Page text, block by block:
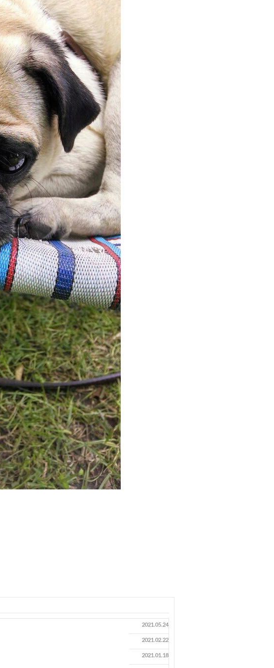
2021.05.24
2021.02.22
2021.01.18